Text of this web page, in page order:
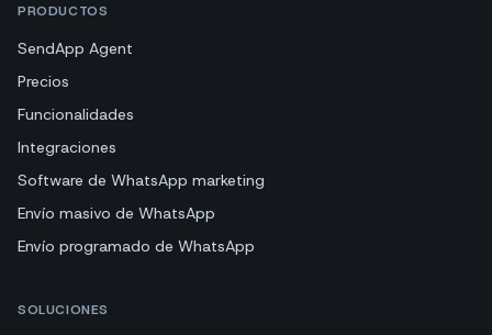
PRODUCTOS
SendApp Agent
Precios
Funcionalidades
Integraciones
Software de WhatsApp marketing
Envío masivo de WhatsApp
Envío programado de WhatsApp
SOLUCIONES